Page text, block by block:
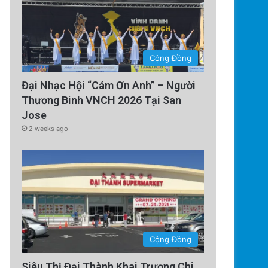
Cộng Đồng
Đại Nhạc Hội “Cám Ơn Anh” – Người
Thương Binh VNCH 2026 Tại San
Jose
2 weeks ago
Cộng Đồng